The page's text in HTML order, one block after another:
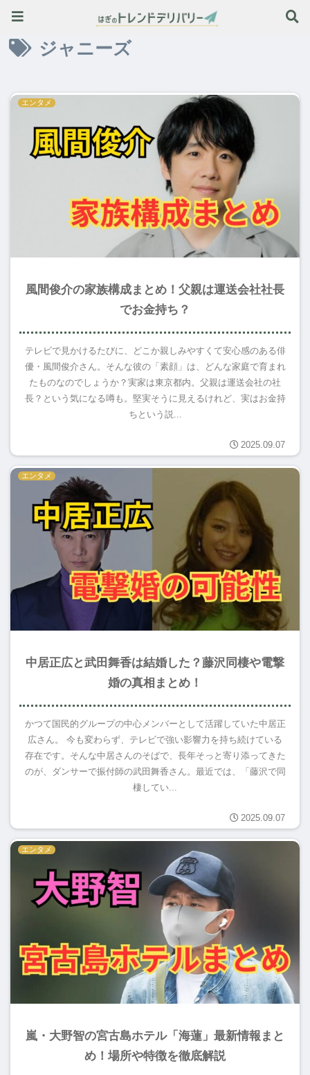
旬のトレンド情報はこちら ≫
ジャニーズ
エンタメ
風間俊介の家族構成まとめ！父親は運送会社社長
でお金持ち？
テレビで見かけるたびに、どこか親しみやすくて安心感のある俳
優・風間俊介さん。そんな彼の「素顔」は、どんな家庭で育まれ
たものなのでしょうか？実家は東京都内。父親は運送会社の社
長？という気になる噂も。堅実そうに見えるけれど、実はお金持
ちという説...
2025.09.07
エンタメ
中居正広と武田舞香は結婚した？藤沢同棲や電撃
婚の真相まとめ！
かつて国民的グループの中心メンバーとして活躍していた中居正
広さん。 今も変わらず、テレビで強い影響力を持ち続けている
存在です。そんな中居さんのそばで、長年そっと寄り添ってきた
のが、ダンサーで振付師の武田舞香さん。最近では、「藤沢で同
棲してい...
2025.09.07
エンタメ
嵐・大野智の宮古島ホテル「海蓮」最新情報まと
め！場所や特徴を徹底解説